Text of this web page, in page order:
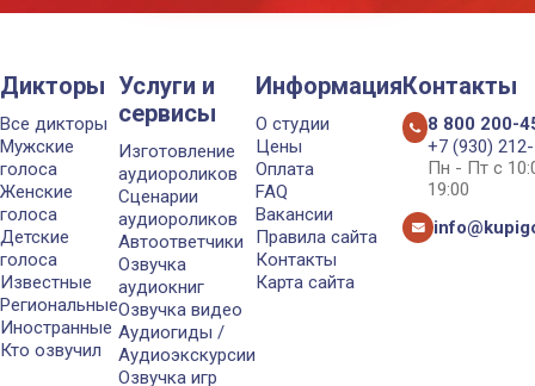
Дикторы
Все дикторы
Мужские
голоса
Женские
голоса
Детские
голоса
Известные
Региональные
Иностранные
Кто озвучил
Услуги и
сервисы
Изготовление
аудиороликов
Сценарии
аудиороликов
Автоответчики
Озвучка
аудиокниг
Озвучка видео
Аудиогиды /
Аудиоэкскурсии
Озвучка игр
Информация
О студии
Цены
Оплата
FAQ
Вакансии
Правила сайта
Контакты
Карта сайта
Контакты
8 800 200-
+7 (930)
Пн - Пт с
19:00